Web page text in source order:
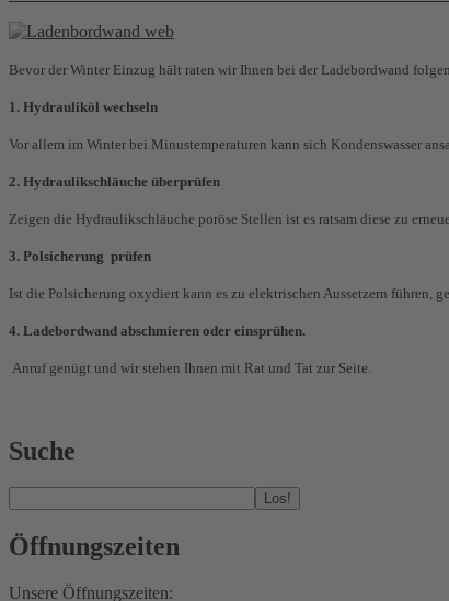
Bevor der Winter Einzug hält raten wir Ihnen bei der Ladebordwand
1. Hydrauliköl wechseln
Vor allem im Winter bei Minustemperaturen kann sich Kondenswasser
2. Hydraulikschläuche überprüfen
Zeigen die Hydraulikschläuche poröse Stellen ist es ratsam diese zu
3. Polsicherung prüfen
Ist die Polsicherung oxydiert kann es zu elektrischen Aussetzern führen,
4. Ladebordwand abschmieren oder einsprühen.
Anruf genügt und wir stehen Ihnen mit Rat und Tat zur Seite.
Suche
Los!
Öffnungszeiten
Unsere Öffnungszeiten: